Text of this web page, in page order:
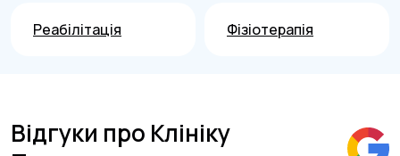
Реабілітація Фізіотерапія
Відгуки про Клініку